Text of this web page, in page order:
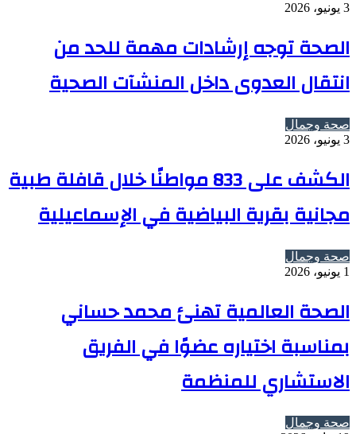
3 يونيو، 2026
الصحة توجه إرشادات مهمة للحد من
انتقال العدوى داخل المنشآت الصحية
صحة وجمال
3 يونيو، 2026
الكشف على 833 مواطنًا خلال قافلة طبية
مجانية بقرية البياضية في الإسماعيلية
صحة وجمال
1 يونيو، 2026
الصحة العالمية تهنئ محمد حساني
بمناسبة اختياره عضوًا في الفريق
الاستشاري للمنظمة
صحة وجمال